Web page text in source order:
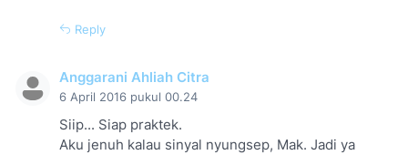
Reply
Anggarani Ahliah Citra
6 April 2016 pukul 00.24
Siip... Siap praktek.
Aku jenuh kalau sinyal nyungsep, Mak. Jadi ya